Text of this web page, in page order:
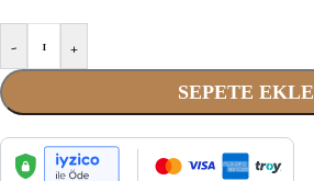
- +
SEPETE EKLE